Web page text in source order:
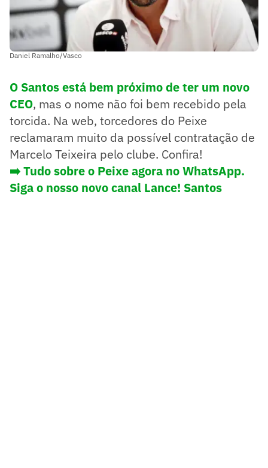
Daniel Ramalho/Vasco
O Santos está bem próximo de ter um novo
CEO, mas o nome não foi bem recebido pela
torcida. Na web, torcedores do Peixe
reclamaram muito da possível contratação de
Marcelo Teixeira pelo clube. Confira!
➡️ Tudo sobre o Peixe agora no WhatsApp.
Siga o nosso novo canal Lance! Santos